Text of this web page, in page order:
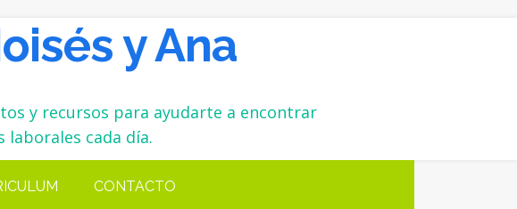
y Ana
y recursos para ayudarte a encontrar
laborales cada día.
CONTACTO